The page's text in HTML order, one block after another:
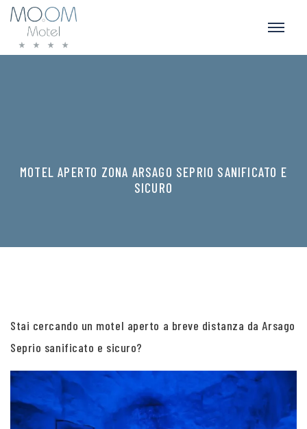
MOTEL APERTO ZONA ARSAGO SEPRIO SANIFICATO E
SICURO
Stai cercando un motel aperto a breve distanza da Arsago
Seprio sanificato e sicuro?